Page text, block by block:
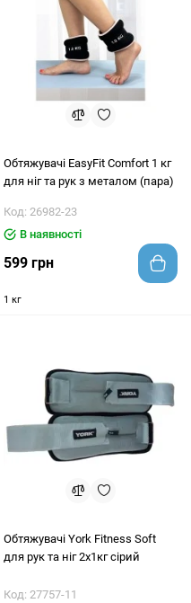
Обтяжувачі EasyFit Comfort 1 кг
для ніг та рук з металом (пара)
Код: 26982-23
В наявності
599 грн
1 кг
Обтяжувачі York Fitness Soft
для рук та ніг 2х1кг сірий
Код: 27757-11